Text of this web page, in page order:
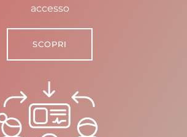
accesso
SCOPRI